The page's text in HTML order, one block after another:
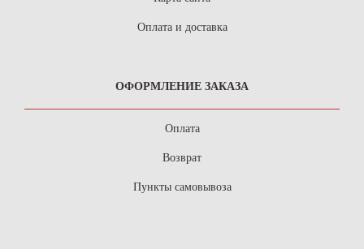
Оплата и доставка
ОФОРМЛЕНИЕ ЗАКАЗА
Оплата
Возврат
Пункты самовывоза